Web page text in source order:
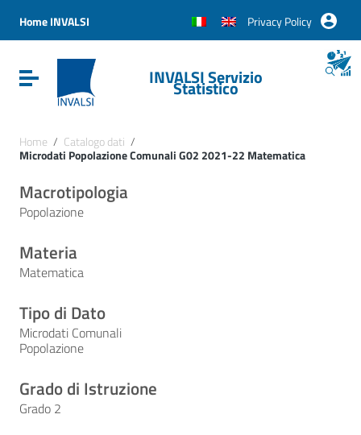
Vai al menu di navigazione
Vai al footer
Home INVALSI Privacy Policy
Attiva / disattiva la navigazioneINVALSI Servizio
Statistico
Home / Catalogo dati /
Microdati Popolazione Comunali G02 2021-22 Matematica
Macrotipologia
Popolazione
Materia
Matematica
Tipo di Dato
Microdati Comunali
Popolazione
Grado di Istruzione
Grado 2